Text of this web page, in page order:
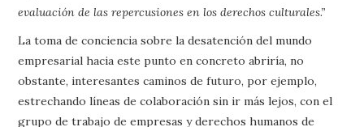
evaluación de las repercusiones en los derechos culturales.”
La toma de conciencia sobre la desatención del mundo
empresarial hacia este punto en concreto abriría, no
obstante, interesantes caminos de futuro, por ejemplo,
estrechando líneas de colaboración sin ir más lejos, con el
grupo de trabajo de empresas y derechos humanos de